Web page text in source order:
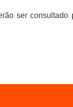
ser